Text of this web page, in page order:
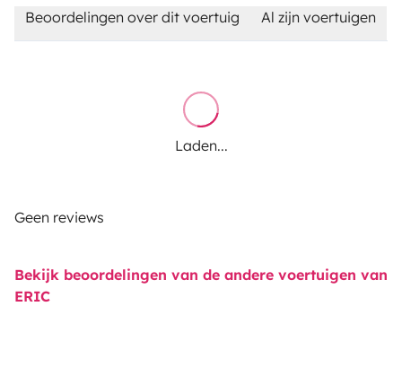
Beoordelingen over dit voertuig Al zijn voertuigen
Laden...
Geen reviews
Bekijk beoordelingen van de andere voertuigen van
ERIC